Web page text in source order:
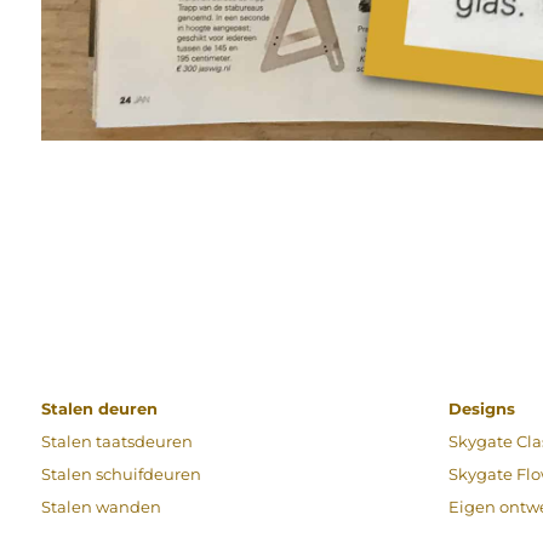
Stalen deuren
Stalen taatsdeuren
Stalen schuifdeuren
Stalen wanden
Designs
Skygate
Skygate
Eigen